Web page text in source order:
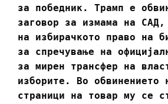
за победник. Трамп е
заговор за измама на САД,
на избирачкото право на
за спречување на
за мирен трансфер на
изборите. Во обвинението
страници на товар му се